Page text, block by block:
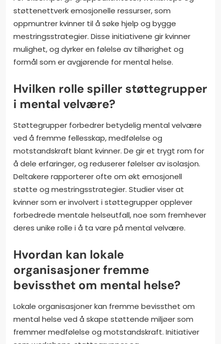
støttenettverk emosjonelle ressurser, som
oppmuntrer kvinner til å søke hjelp og bygge
mestringsstrategier. Disse initiativene gir kvinner
mulighet, og dyrker en følelse av tilhørighet og
formål som er avgjørende for mental helse.
Hvilken rolle spiller støttegrupper
i mental velvære?
Støttegrupper forbedrer betydelig mental velvære
ved å fremme fellesskap, medfølelse og
motstandskraft blant kvinner. De gir et trygt rom for
å dele erfaringer, og reduserer følelser av isolasjon.
Deltakere rapporterer ofte om økt emosjonell
støtte og mestringsstrategier. Studier viser at
kvinner som er involvert i støttegrupper opplever
forbedrede mentale helseutfall, noe som fremhever
deres unike rolle i å ta vare på mental velvære.
Hvordan kan lokale
organisasjoner fremme
bevissthet om mental helse?
Lokale organisasjoner kan fremme bevissthet om
mental helse ved å skape støttende miljøer som
fremmer medfølelse og motstandskraft. Initiativer